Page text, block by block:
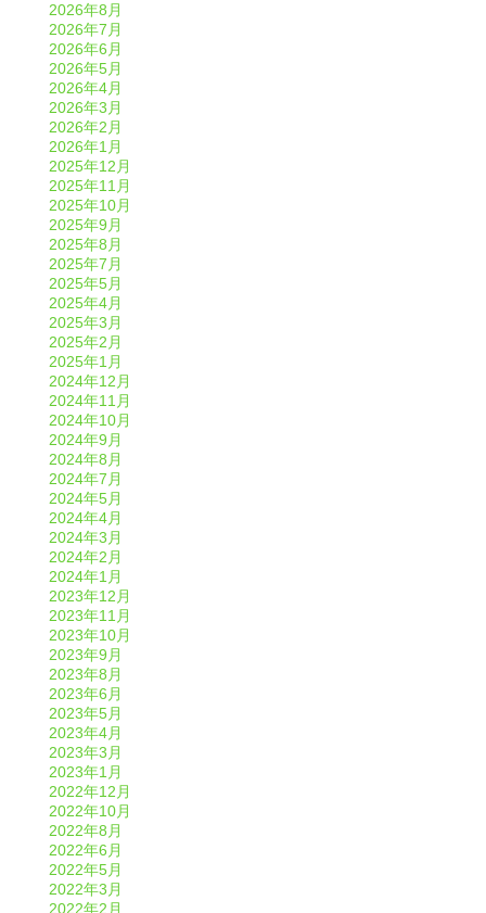
2026年8月
2026年7月
2026年6月
2026年5月
2026年4月
2026年3月
2026年2月
2026年1月
2025年12月
2025年11月
2025年10月
2025年9月
2025年8月
2025年7月
2025年5月
2025年4月
2025年3月
2025年2月
2025年1月
2024年12月
2024年11月
2024年10月
2024年9月
2024年8月
2024年7月
2024年5月
2024年4月
2024年3月
2024年2月
2024年1月
2023年12月
2023年11月
2023年10月
2023年9月
2023年8月
2023年6月
2023年5月
2023年4月
2023年3月
2023年1月
2022年12月
2022年10月
2022年8月
2022年6月
2022年5月
2022年3月
2022年2月